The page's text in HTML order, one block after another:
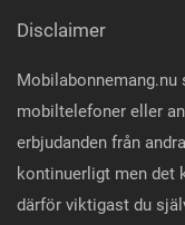
Disclaimer
Mobilabonnemang.nu
mobiltelefoner eller
erbjudanden från
kontinuerligt men det
därför viktigast du